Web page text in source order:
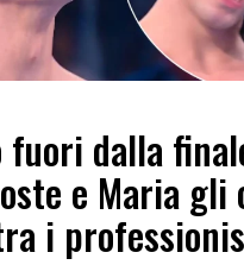
fuori dalla
e Maria gli
i